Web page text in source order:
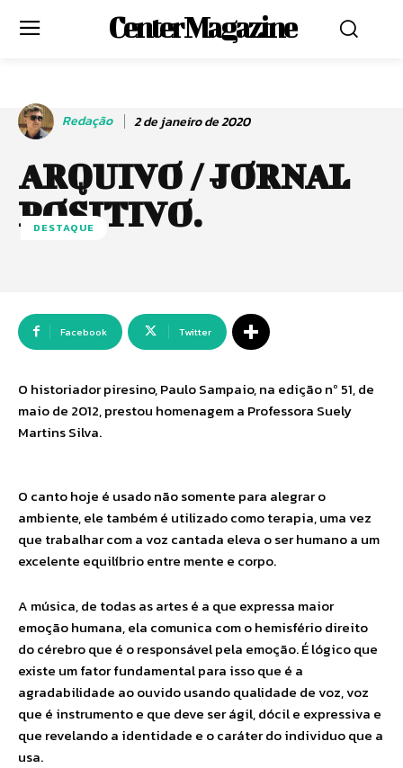
Center Magazine
Redação 2 de janeiro de 2020
ARQUIVO / JORNAL
POSITIVO.
DESTAQUE
Facebook Twitter
O historiador piresino, Paulo Sampaio, na edição nº 51, de
maio de 2012, prestou homenagem a Professora Suely
Martins Silva.
O canto hoje é usado não somente para alegrar o
ambiente, ele também é utilizado como terapia, uma vez
que trabalhar com a voz cantada eleva o ser humano a um
excelente equilíbrio entre mente e corpo.
A música, de todas as artes é a que expressa maior
emoção humana, ela comunica com o hemisfério direito
do cérebro que é o responsável pela emoção. É lógico que
existe um fator fundamental para isso que é a
agradabilidade ao ouvido usando qualidade de voz, voz
que é instrumento e que deve ser ágil, dócil e expressiva e
que revelando a identidade e o caráter do individuo que a
usa.